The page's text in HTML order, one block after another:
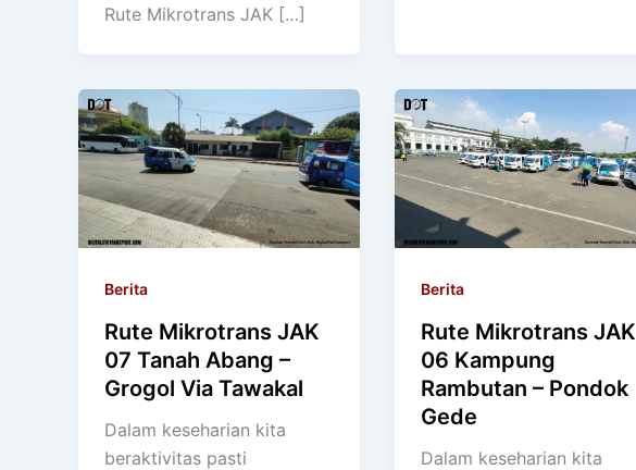
Rute Mikrotrans JAK […]
Berita
Rute Mikrotrans JAK
07 Tanah Abang –
Grogol Via Tawakal
Dalam keseharian kita
beraktivitas pasti
Berita
Rute Mikrotrans JAK
06 Kampung
Rambutan – Pondok
Gede
Dalam keseharian kita